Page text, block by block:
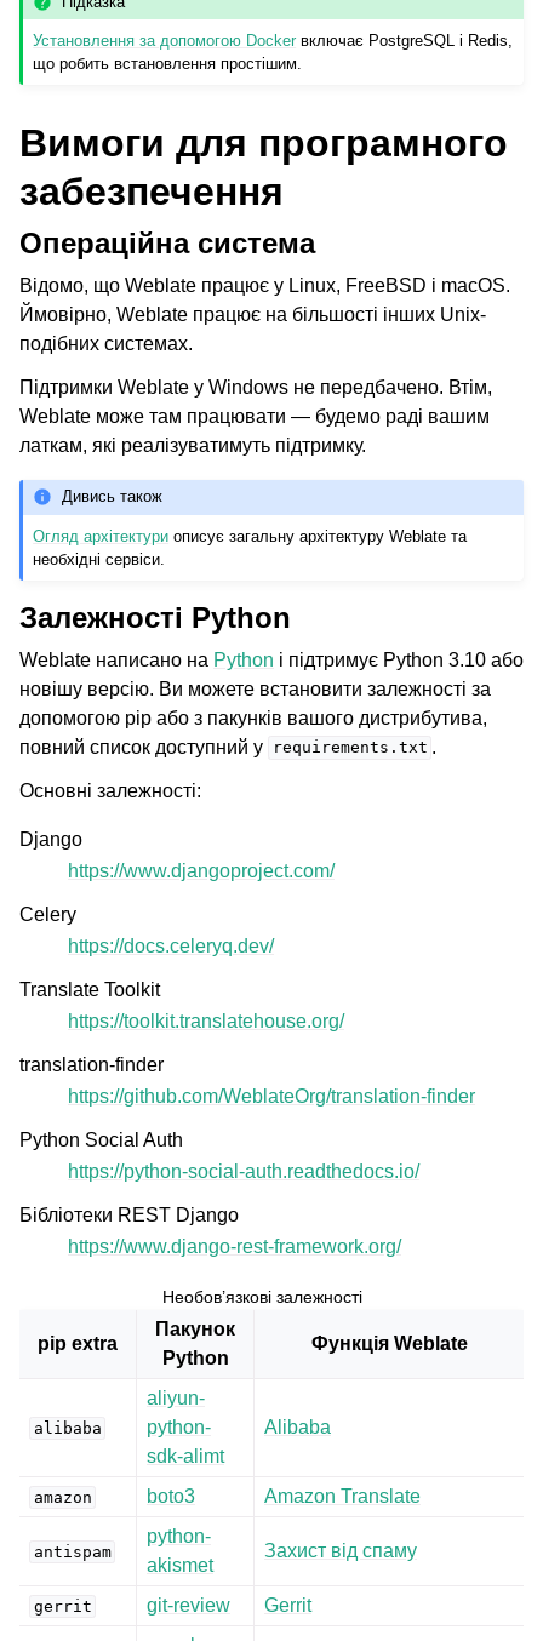
Установлення за допомогою Docker включає PostgreSQL і Redis,
що робить встановлення простішим.
Вимоги для програмного
забезпечення
Операційна система
Відомо, що Weblate працює у Linux, FreeBSD і macOS.
Ймовірно, Weblate працює на більшості інших Unix-
подібних системах.
Підтримки Weblate у Windows не передбачено. Втім,
Weblate може там працювати — будемо раді вашим
латкам, які реалізуватимуть підтримку.
Дивись також
Огляд архітектури описує загальну архітектуру Weblate та
необхідні сервіси.
Залежності Python
Weblate написано на Python і підтримує Python 3.10 або
новішу версію. Ви можете встановити залежності за
допомогою pip або з пакунків вашого дистрибутива,
повний список доступний у
requirements.txt .
Основні залежності:
Django
https://www.djangoproject.com/
Celery
https://docs.celeryq.dev/
Translate Toolkit
https://toolkit.translatehouse.org/
translation-finder
https://github.com/WeblateOrg/translation-finder
Python Social Auth
https://python-social-auth.readthedocs.io/
Бібліотеки REST Django
https://www.django-rest-framework.org/
Необов’язкові залежності
pip extra
Пакунок
Python
Функція Weblate
alibaba
aliyun-
python-
sdk-alimt
Alibaba
amazon boto3 Amazon Translate
antispam
python-
akismet
Захист від спаму
gerrit git-review
Gerrit